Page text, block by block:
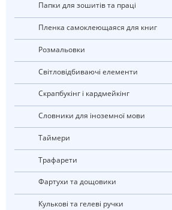
Папки для зошитів та праці
Пленка самоклеющаяся для книг
Розмальовки
Світловідбиваючі елементи
Скрапбукінг і кардмейкінг
Словники для іноземної мови
Таймери
Трафарети
Фартухи та дощовики
Кулькові та гелеві ручки